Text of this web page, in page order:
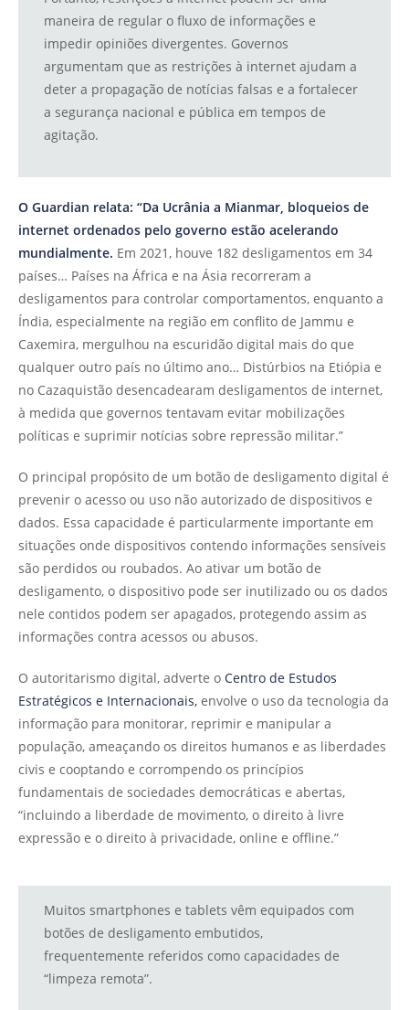
maneira de regular o fluxo de informações e
impedir opiniões divergentes. Governos
argumentam que as restrições à internet ajudam a
deter a propagação de notícias falsas e a fortalecer
a segurança nacional e pública em tempos de
agitação.
O Guardian relata: “Da Ucrânia a Mianmar, bloqueios de
internet ordenados pelo governo estão acelerando
mundialmente. Em 2021, houve 182 desligamentos em 34
países… Países na África e na Ásia recorreram a
desligamentos para controlar comportamentos, enquanto a
Índia, especialmente na região em conflito de Jammu e
Caxemira, mergulhou na escuridão digital mais do que
qualquer outro país no último ano… Distúrbios na Etiópia e
no Cazaquistão desencadearam desligamentos de internet,
à medida que governos tentavam evitar mobilizações
políticas e suprimir notícias sobre repressão militar.”
O principal propósito de um botão de desligamento digital é
prevenir o acesso ou uso não autorizado de dispositivos e
dados. Essa capacidade é particularmente importante em
situações onde dispositivos contendo informações sensíveis
são perdidos ou roubados. Ao ativar um botão de
desligamento, o dispositivo pode ser inutilizado ou os dados
nele contidos podem ser apagados, protegendo assim as
informações contra acessos ou abusos.
O autoritarismo digital, adverte o Centro de Estudos
Estratégicos e Internacionais, envolve o uso da tecnologia da
informação para monitorar, reprimir e manipular a
população, ameaçando os direitos humanos e as liberdades
civis e cooptando e corrompendo os princípios
fundamentais de sociedades democráticas e abertas,
“incluindo a liberdade de movimento, o direito à livre
expressão e o direito à privacidade, online e offline.”
Muitos smartphones e tablets vêm equipados com
botões de desligamento embutidos,
frequentemente referidos como capacidades de
“limpeza remota”.